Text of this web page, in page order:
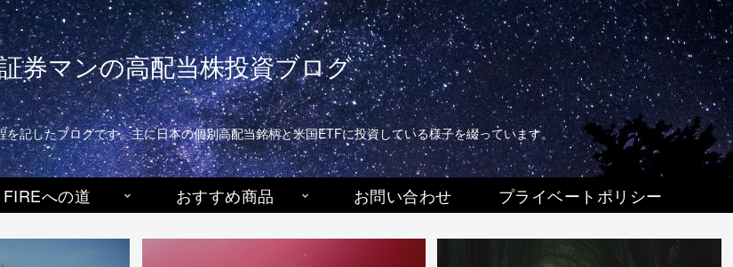
券マンの高配当株投資ブログ
記したブログです。主に日本の個別高配当銘柄と米国ETFに投資している様子を綴っています。
FIREへの道 おすすめ商品 お問い合わせ プライベートポリシー